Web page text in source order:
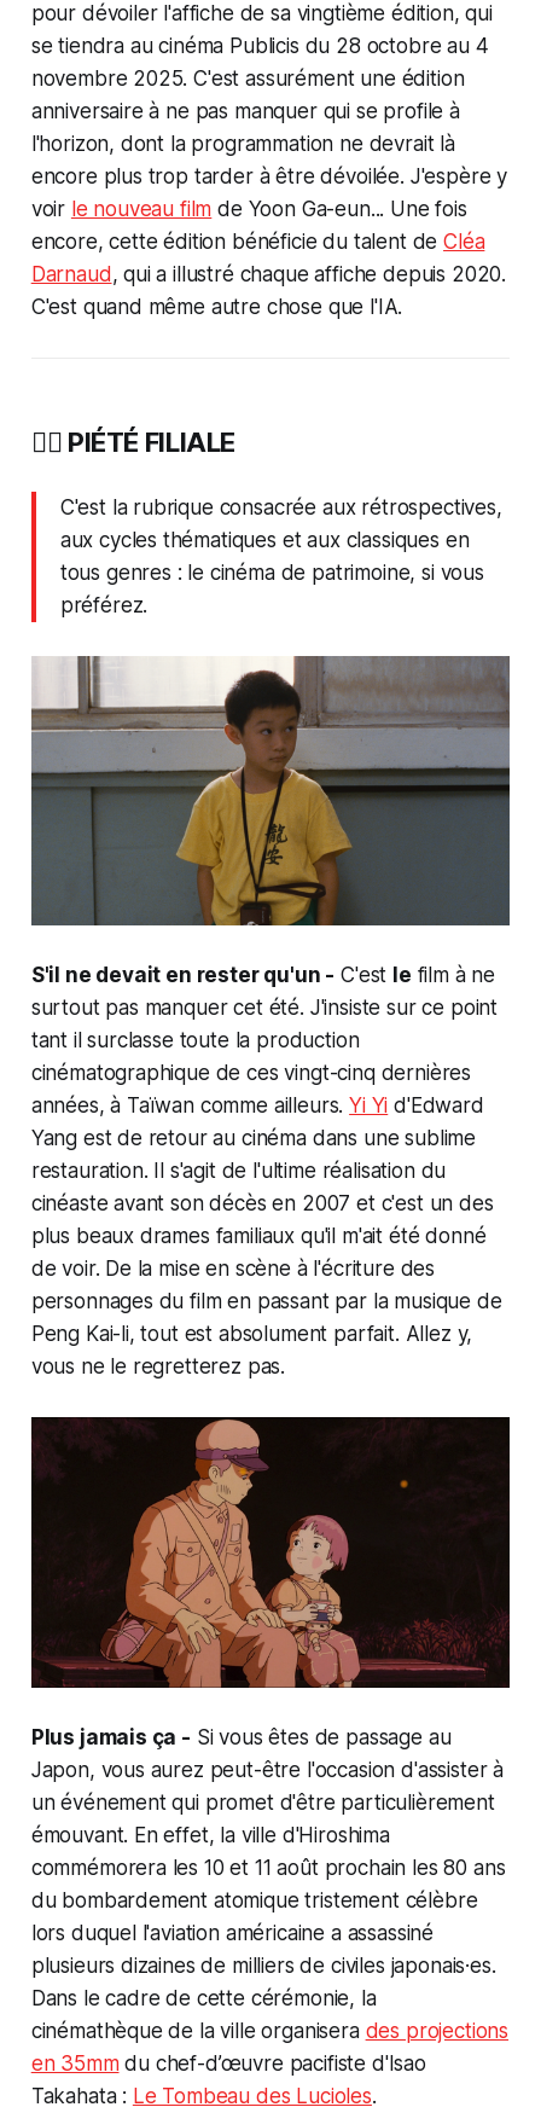
pour dévoiler l'affiche de sa vingtième édition, qui
se tiendra au cinéma Publicis du 28 octobre au 4
novembre 2025. C'est assurément une édition
anniversaire à ne pas manquer qui se profile à
l'horizon, dont la programmation ne devrait là
encore plus trop tarder à être dévoilée. J'espère y
voir le nouveau film de Yoon Ga-eun... Une fois
encore, cette édition bénéficie du talent deCléa
Darnaud , qui a illustré chaque affiche depuis 2020.
C'est quand même autre chose que l'IA.
🙇‍♀️ PIÉTÉ FILIALE
C'est la rubrique consacrée aux rétrospectives,
aux cycles thématiques et aux classiques en
tous genres : le cinéma de patrimoine, si vous
préférez.
S'il ne devait en rester qu'un - C'est le film à ne
surtout pas manquer cet été. J'insiste sur ce point
tant il surclasse toute la production
cinématographique de ces vingt-cinq dernières
années, à Taïwan comme ailleurs.Yi Yi d'Edward
Yang est de retour au cinéma dans une sublime
restauration. Il s'agit de l'ultime réalisation du
cinéaste avant son décès en 2007 et c'est un des
plus beaux drames familiaux qu'il m'ait été donné
de voir. De la mise en scène à l'écriture des
personnages du film en passant par la musique de
Peng Kai-li, tout est absolument parfait. Allez y,
vous ne le regretterez pas.
Plus jamais ça - Si vous êtes de passage au
Japon, vous aurez peut-être l'occasion d'assister à
un événement qui promet d'être particulièrement
émouvant. En effet, la ville d'Hiroshima
commémorera les 10 et 11 août prochain les 80 ans
du bombardement atomique tristement célèbre
lors duquel l'aviation américaine a assassiné
plusieurs dizaines de milliers de civiles japonais·es.
Dans le cadre de cette cérémonie, la
cinémathèque de la ville organisera des projections
en 35mmdu chef-d’œuvre pacifiste d'Isao
Takahata : Le Tombeau des Lucioles.